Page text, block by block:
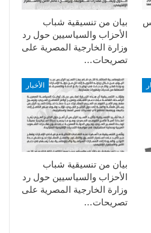
بيان من تنسيقية شباب
الأحزاب والسياسيين حول رد
وزارة الخارجية المصرية على
تصريحات…
الأخبار
بيان من تنسيقية شباب
الأحزاب والسياسيين حول رد
وزارة الخارجية المصرية على
تصريحات…